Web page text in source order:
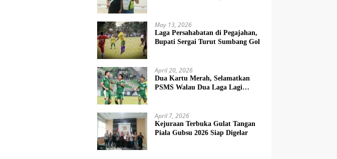
May 13, 2026
Laga Persahabatan di Pegajahan,
Bupati Sergai Turut Sumbang Gol
April 20, 2026
Dua Kartu Merah, Selamatkan
PSMS Walau Dua Laga Lagi
April 7, 2026
Kejuraan Terbuka Gulat Tangan
Piala Gubsu 2026 Siap Digelar